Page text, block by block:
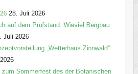
28. Juli 2026
auf dem Prüfstand: Wieviel Bergbau
Juli 2026
„Wetterhaus Zinnwald“
zum Sommerfest des der Botanischen